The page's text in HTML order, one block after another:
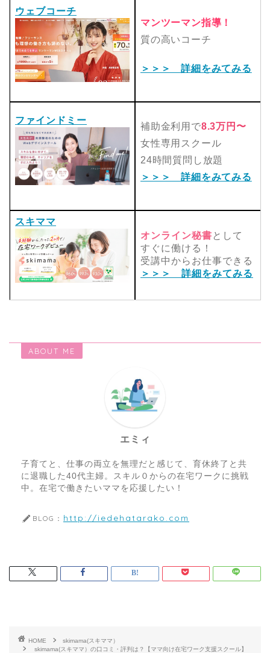
ウェブコーチ
マンツーマン指導！
質の高いコーチ
＞＞＞ 詳細をみてみる
ファインドミー
補助金利用で8.3万円〜
女性専用スクール
24時間質問し放題
＞＞＞ 詳細をみてみる
スキママ
オンライン秘書 として
すぐに働ける！
受講中からお仕事できる
＞＞＞ 詳細をみてみる
ABOUT ME
エミィ
子育てと、仕事の両立を無理だと感じて、育休終了と共
に退職した40代主婦。スキル０からの在宅ワークに挑戦
中。在宅で働きたいママを応援したい！
BLOG： http://iedehatarako.com
HOME
skimama(スキママ）
skimama(スキママ）の口コミ・評判は？【ママ向け在宅ワーク支援スクール】